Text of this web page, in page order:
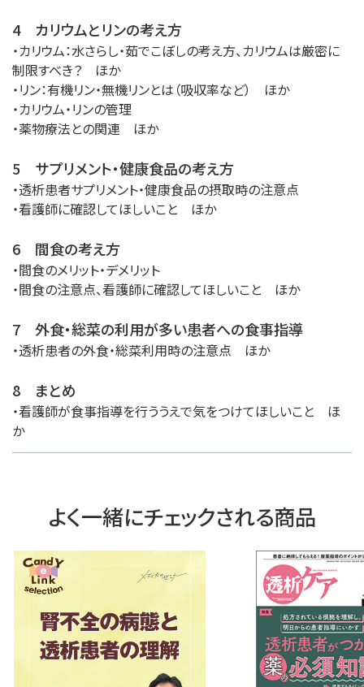
4 カリウムとリンの考え方
・カリウム：水さらし・茹でこぼしの考え方、カリウムは厳密に
制限すべき？ ほか
・リン：有機リン・無機リンとは（吸収率など） ほか
・カリウム・リンの管理
・薬物療法との関連 ほか
5 サプリメント・健康食品の考え方
・透析患者サプリメント・健康食品の摂取時の注意点
・看護師に確認してほしいこと ほか
6 間食の考え方
・間食のメリット・デメリット
・間食の注意点、看護師に確認してほしいこと ほか
7 外食・総菜の利用が多い患者への食事指導
・透析患者の外食・総菜利用時の注意点 ほか
8 まとめ
・看護師が食事指導を行ううえで気をつけてほしいこと ほ
か
よく一緒にチェックされる商品